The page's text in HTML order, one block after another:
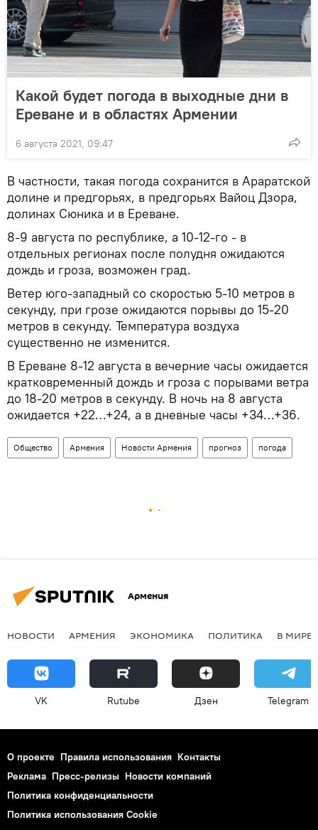
Какой будет погода в выходные дни в
Ереване и в областях Армении
6 августа 2021, 09:47
В частности, такая погода сохранится в Араратской
долине и предгорьях, в предгорьях Вайоц Дзора,
долинах Сюника и в Ереване.
8-9 августа по республике, а 10-12-го - в
отдельных регионах после полудня ожидаются
дождь и гроза, возможен град.
Ветер юго-западный со скоростью 5-10 метров в
секунду, при грозе ожидаются порывы до 15-20
метров в секунду. Температура воздуха
существенно не изменится.
В Ереване 8-12 августа в вечерние часы ожидается
кратковременный дождь и гроза с порывами ветра
до 18-20 метров в секунду. В ночь на 8 августа
ожидается +22…+24, а в дневные часы +34…+36.
Общество Армения Новости Армения прогноз погода
Армения
НОВОСТИ АРМЕНИЯ ЭКОНОМИКА ПОЛИТИКА В МИРЕ
VK Rutube Дзен Telegram
О проекте Правила использования Контакты
Реклама Пресс-релизы Новости компаний
Политика конфиденциальности
Политика использования Cookie